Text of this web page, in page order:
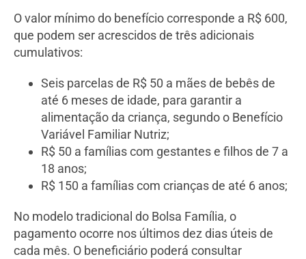
O valor mínimo do benefício corresponde a R$ 600,
que podem ser acrescidos de três adicionais
cumulativos:
Seis parcelas de R$ 50 a mães de bebês de
até 6 meses de idade, para garantir a
alimentação da criança, segundo o Benefício
Variável Familiar Nutriz;
R$ 50 a famílias com gestantes e filhos de 7 a
18 anos;
R$ 150 a famílias com crianças de até 6 anos;
No modelo tradicional do Bolsa Família, o
pagamento ocorre nos últimos dez dias úteis de
cada mês. O beneficiário poderá consultar